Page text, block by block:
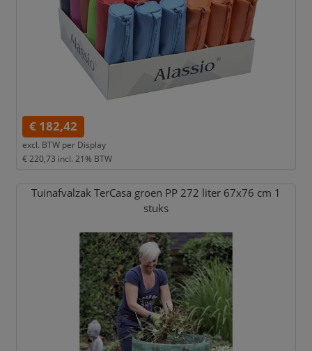
€ 182,42
excl. BTW per Display
€ 220,73 incl. 21% BTW
Tuinafvalzak TerCasa groen PP 272 liter 67x76 cm 1
stuks